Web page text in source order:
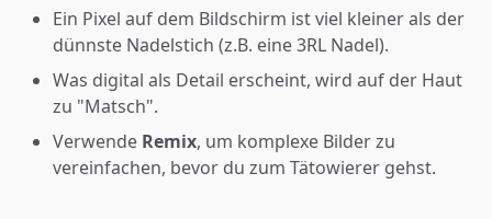
Ein Pixel auf dem Bildschirm ist viel kleiner als der
dünnste Nadelstich (z.B. eine 3RL Nadel).
Was digital als Detail erscheint, wird auf der Haut
zu "Matsch".
Verwende Remix, um komplexe Bilder zu
vereinfachen, bevor du zum Tätowierer gehst.